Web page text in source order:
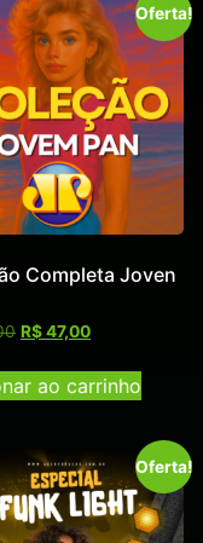
Oferta!
Completa Joven
R$47,00
ao carrinho
Oferta!